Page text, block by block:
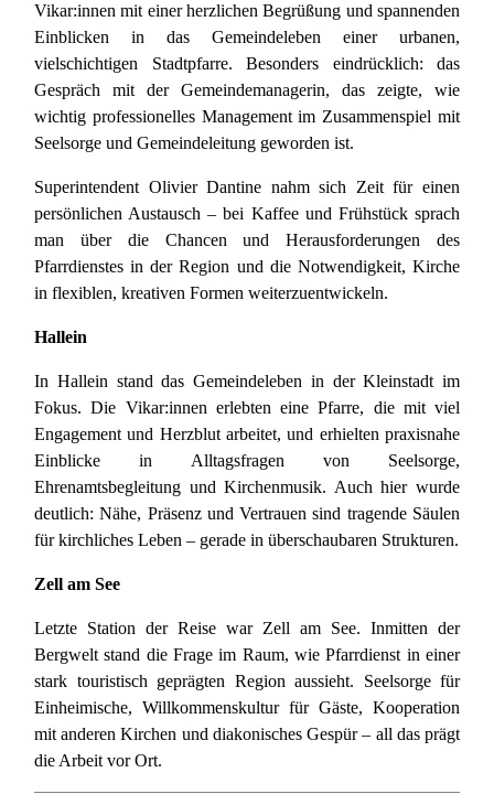
Vikar:innen mit einer herzlichen Begrüßung und spannenden
Einblicken in das Gemeindeleben einer urbanen,
vielschichtigen Stadtpfarre. Besonders eindrücklich: das
Gespräch mit der Gemeindemanagerin, das zeigte, wie
wichtig professionelles Management im Zusammenspiel mit
Seelsorge und Gemeindeleitung geworden ist.
Superintendent Olivier Dantine nahm sich Zeit für einen
persönlichen Austausch – bei Kaffee und Frühstück sprach
man über die Chancen und Herausforderungen des
Pfarrdienstes in der Region und die Notwendigkeit, Kirche
in flexiblen, kreativen Formen weiterzuentwickeln.
Hallein
In Hallein stand das Gemeindeleben in der Kleinstadt im
Fokus. Die Vikar:innen erlebten eine Pfarre, die mit viel
Engagement und Herzblut arbeitet, und erhielten praxisnahe
Einblicke in Alltagsfragen von Seelsorge,
Ehrenamtsbegleitung und Kirchenmusik. Auch hier wurde
deutlich: Nähe, Präsenz und Vertrauen sind tragende Säulen
für kirchliches Leben – gerade in überschaubaren Strukturen.
Zell am See
Letzte Station der Reise war Zell am See. Inmitten der
Bergwelt stand die Frage im Raum, wie Pfarrdienst in einer
stark touristisch geprägten Region aussieht. Seelsorge für
Einheimische, Willkommenskultur für Gäste, Kooperation
mit anderen Kirchen und diakonisches Gespür – all das prägt
die Arbeit vor Ort.